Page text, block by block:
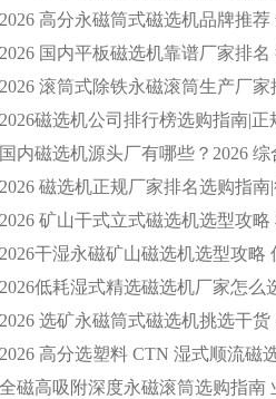
国内磁选机源头厂有哪些？2026